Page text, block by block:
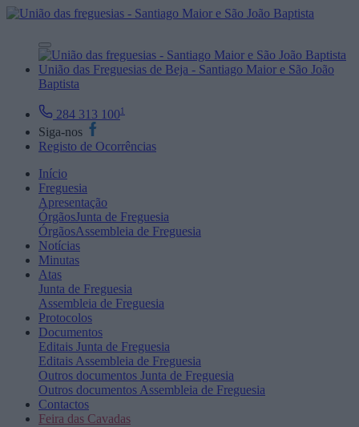
União das Freguesias de Beja - Santiago Maior e São João
Baptista
284 313 1001
Siga-nos
Registo de Ocorrências
Início
Freguesia
Apresentação
ÓrgãosJunta de Freguesia
ÓrgãosAssembleia de Freguesia
Notícias
Minutas
Atas
Junta de Freguesia
Assembleia de Freguesia
Protocolos
Documentos
Editais Junta de Freguesia
Editais Assembleia de Freguesia
Outros documentos Junta de Freguesia
Outros documentos Assembleia de Freguesia
Contactos
Feira das Cavadas